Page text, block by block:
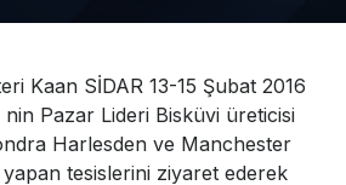
Kaan SİDAR 13-15 Şubat 2016
nin Pazar Lideri Bisküvi üreticisi
Harlesden ve Manchester
tesislerini ziyaret ederek